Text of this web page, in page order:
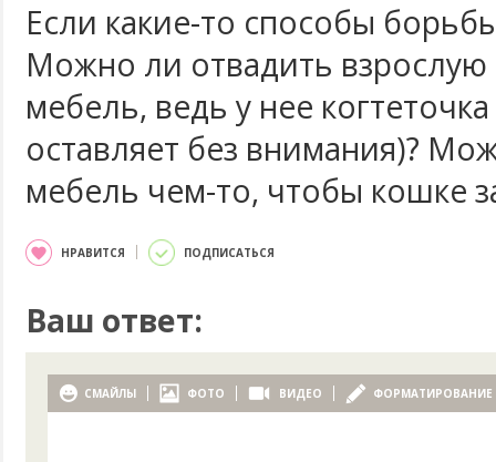
Если какие-то способы
Можно ли отвадить
мебель, ведь у нее
оставляет без внимания)?
мебель чем-то, чтобы кошке
НРАВИТСЯ ПОДПИСАТЬСЯ
Ваш ответ:
СМАЙЛЫ ФОТО ВИДЕО ФОРМАТИРОВАНИЕ